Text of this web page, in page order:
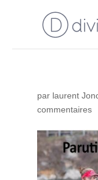
par laurent
commentaires